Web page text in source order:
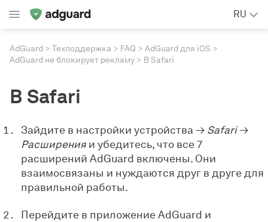
RU
AdGuard Техподдержка FAQ
AdGuard для iOS
AdGuard не блокирует рекламу
В Safari
В Safari
Зайдите в настройки устройства → Safari→
Расширенияи убедитесь, что все 7
расширений AdGuard включены. Они
взаимосвязаны и нуждаются друг в друге для
правильной работы.
Перейдите в приложение AdGuard и